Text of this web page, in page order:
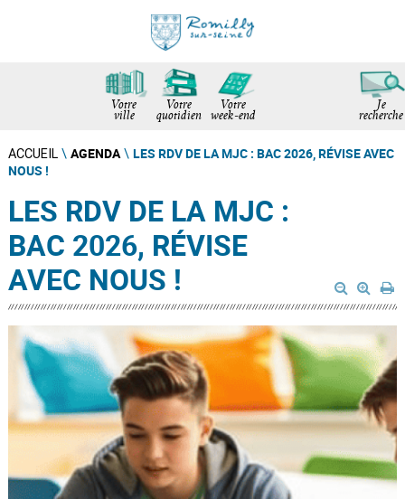
Je
recherche
Votre
ville
Votre
quotidien
Votre
week-end
ACCUEIL\ AGENDA\ LES RDV DE LA MJC : BAC 2026, RÉVISE AVEC
NOUS !
LES RDV DE LA MJC :
BAC 2026, RÉVISE
AVEC NOUS !